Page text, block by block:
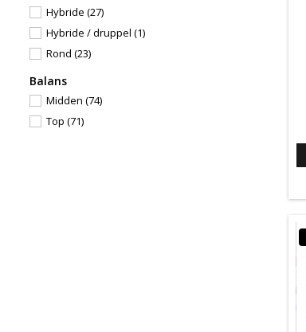
Hybride (27)
Hybride / druppel (1)
Rond (23)
Balans
Midden (74)
Top (71)